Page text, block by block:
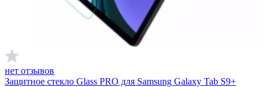
нет отзывов
Защитное стекло Glass PRO для Samsung Galaxy Tab S9+